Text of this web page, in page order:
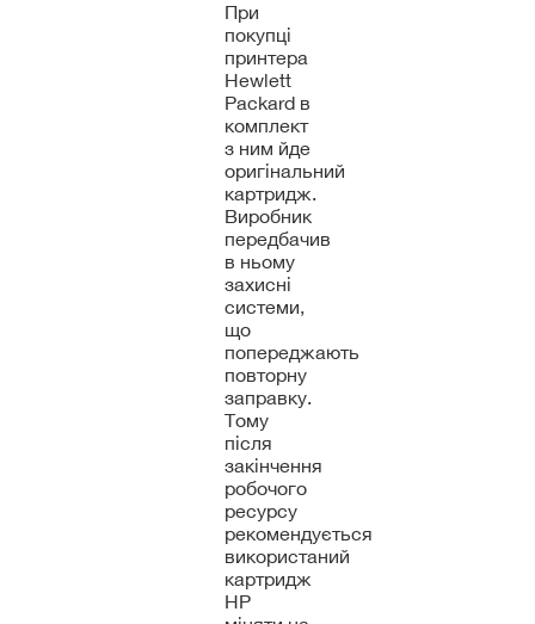
При
покупці
принтера
Hewlett
Packard в
комплект
з ним йде
оригінальний
картридж.
Виробник
передбачив
в ньому
захисні
системи,
що
попереджають
повторну
заправку.
Тому
після
закінчення
робочого
ресурсу
рекомендується
використаний
картридж
HP